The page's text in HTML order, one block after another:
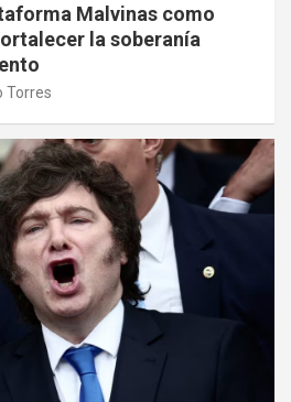
Malvinas como
la soberanía
Torres